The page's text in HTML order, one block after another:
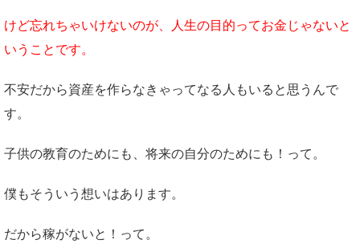
けど忘れちゃいけないのが、人生の目的ってお金じゃないと
いうことです。
不安だから資産を作らなきゃってなる人もいると思うんで
す。
子供の教育のためにも、将来の自分のためにも！って。
僕もそういう想いはあります。
だから稼がないと！って。